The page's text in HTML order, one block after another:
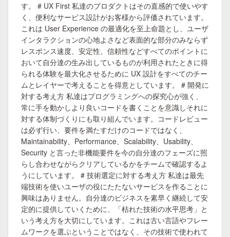
す。 # UX First 私達のプロダクトはその直感的で使いやす
く、便利なサービス設計がお客様から評価されています。
これは User Experience の最適化を至上命題とし、ユーザ
インタラクションの心地よさなど表面的な部分のみならず
レスポンス速度、安定性、信頼性などすべてのポイントに
おいて自分達の生み出しているものが利用されたときに得
られる体験を最大化させるために UX 設計をすべてのチー
ムとレイヤーで考えることを得意としています。 # 開発に
対する考え方 私達はプログラミングへの探究心が強く、
常に手を動かしより良いコードを書くことを意識しそれに
対する体制づくりにも取り組んでいます。コードレビュー
は必ず行い、要件を満たすだけのコードではなく、
Maintainability、Performance、Scalability、Usability、
Security と言った非機能要件を今の自分達のフェーズに照
らし合わせながらクリアしているかをチームで確認するよ
うにしています。 # 技術選定に対する考え方 私達は最先
端技術を使いユーザの役にたたないサービスを作ることに
興味はありません。自分達のビジネスを素早く継続して安
定的に提供していくために、「枯れた技術の水平思考」と
いう考え方を大切にしています。これは古い言語やフレー
ムワークを選ぶということではなく、その技術で使われて